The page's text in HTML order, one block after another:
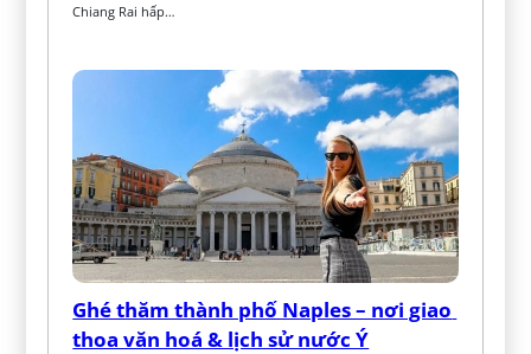
Chiang Rai hấp…
Ghé thăm thành phố Naples – nơi giao
thoa văn hoá & lịch sử nước Ý